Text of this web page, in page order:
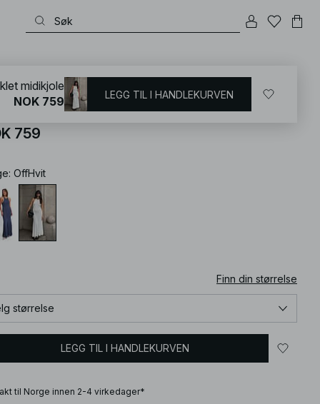
midikjole
759
: OffHvit
Finn din størrelse
størrelse
LEGG TIL I HANDLEKURVEN
til Norge innen 2-4 virkedager*
midikjole
NOK 759
LEGG TIL I HANDLEKURVEN